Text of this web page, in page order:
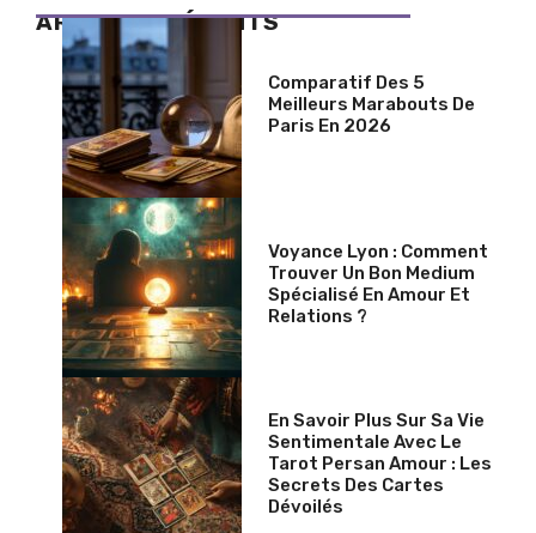
ARTICLES RÉCENTS
Comparatif Des 5
Meilleurs Marabouts De
Paris En 2026
Voyance Lyon : Comment
Trouver Un Bon Medium
Spécialisé En Amour Et
Relations ?
En Savoir Plus Sur Sa Vie
Sentimentale Avec Le
Tarot Persan Amour : Les
Secrets Des Cartes
Dévoilés